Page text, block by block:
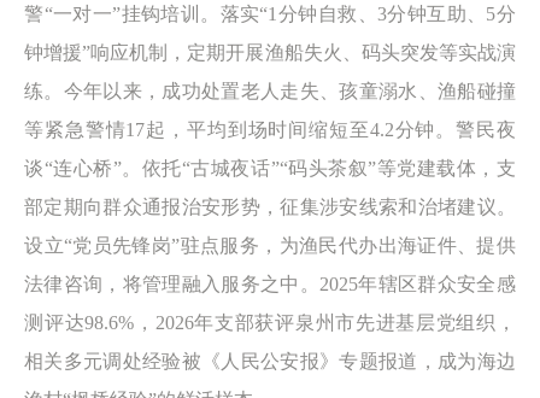
警“一对一”挂钩培训。落实“1分钟自救、3分钟互助、5分
钟增援”响应机制，定期开展渔船失火、码头突发等实战演
练。今年以来，成功处置老人走失、孩童溺水、渔船碰撞
等紧急警情17起，平均到场时间缩短至4.2分钟。警民夜
谈“连心桥”。依托“古城夜话”“码头茶叙”等党建载体，支
部定期向群众通报治安形势，征集涉安线索和治堵建议。
设立“党员先锋岗”驻点服务，为渔民代办出海证件、提供
法律咨询，将管理融入服务之中。2025年辖区群众安全感
测评达98.6%，2026年支部获评泉州市先进基层党组织，
相关多元调处经验被《人民公安报》专题报道，成为海边